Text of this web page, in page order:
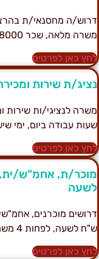
ה מחסנאי/ת
מלאה, שכר 8000 ש"ח.
כאן לפרטים
ת שירות
עבודה ביום, ימי
כאן לפרטים
לשעה, לפחות 4 משמרות שבועיות.
כאן לפרטים